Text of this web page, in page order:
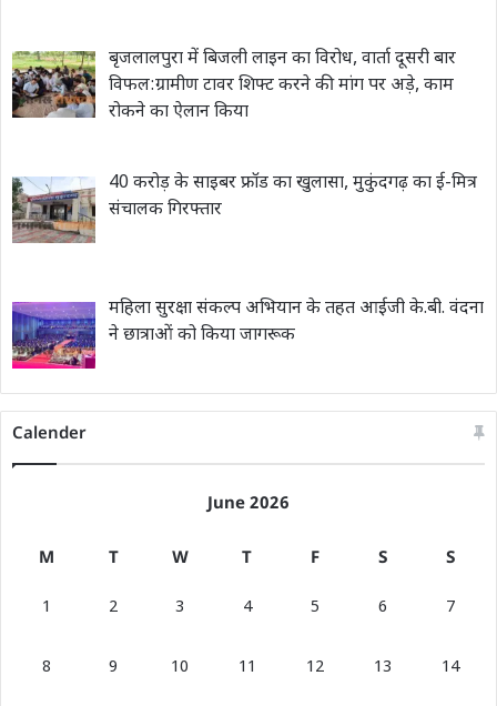
बृजलालपुरा में बिजली लाइन का विरोध, वार्ता दूसरी बार
विफल:ग्रामीण टावर शिफ्ट करने की मांग पर अड़े, काम
रोकने का ऐलान किया
40 करोड़ के साइबर फ्रॉड का खुलासा, मुकुंदगढ़ का ई-मित्र
संचालक गिरफ्तार
महिला सुरक्षा संकल्प अभियान के तहत आईजी के.बी. वंदना
ने छात्राओं को किया जागरूक
Calender
June 2026
M T W T F S S
1 2 3 4 5 6 7
8 9 10 11 12 13 14